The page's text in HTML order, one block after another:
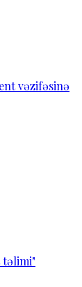
vəzifəsinə
təlimi"